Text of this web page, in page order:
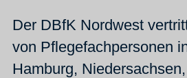
Der DBfK Nordwest
von Pflegefachpersonen
Hamburg,